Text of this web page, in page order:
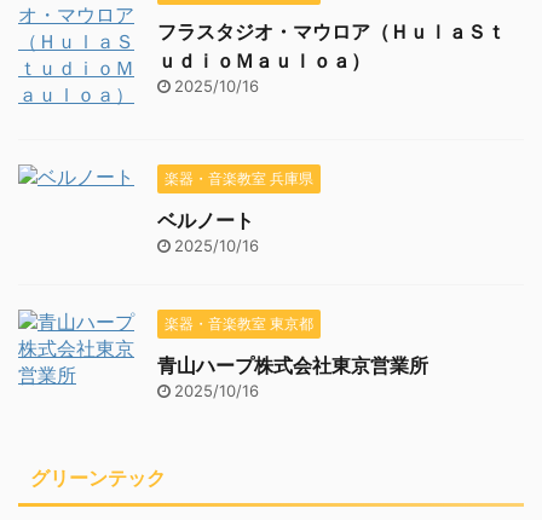
フラスタジオ・マウロア（ＨｕｌａＳｔ
ｕｄｉｏＭａｕｌｏａ）
2025/10/16
楽器・音楽教室 兵庫県
ベルノート
2025/10/16
楽器・音楽教室 東京都
青山ハープ株式会社東京営業所
2025/10/16
グリーンテック